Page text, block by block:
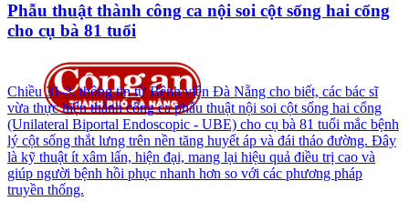
Phẫu thuật thành công ca nội soi cột sống hai cổng
cho cụ bà 81 tuổi
Chiều 31-3, thông tin từ Bệnh viện Đà Nẵng cho biết, các bác sĩ
vừa thực hiện thành công ca phẫu thuật nội soi cột sống hai cổng
(Unilateral Biportal Endoscopic - UBE) cho cụ bà 81 tuổi mắc bệnh
lý cột sống thắt lưng trên nền tăng huyết áp và đái tháo đường. Đây
là kỹ thuật ít xâm lấn, hiện đại, mang lại hiệu quả điều trị cao và
giúp người bệnh hồi phục nhanh hơn so với các phương pháp
truyền thống.